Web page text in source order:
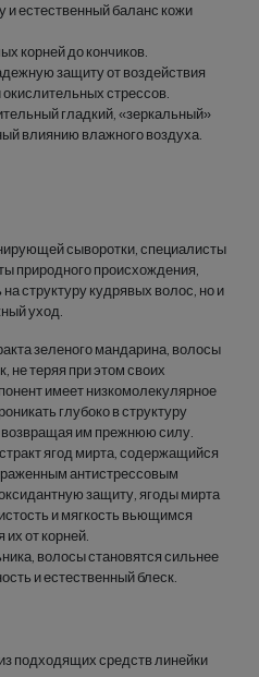
и естественный баланс кожи
корней до кончиков.
защиту от воздействия
стрессов.
гладкий, «зеркальный»
влиянию влажного воздуха.
сыворотки, специалисты
природного происхождения,
структуру кудрявых волос, но и
уход.
зеленого мандарина, волосы
не теряя при этом своих
имеет низкомолекулярное
глубоко в структуру
возвращая им прежнюю силу.
ягод мирта, содержащийся
антистрессовым
защиту, ягоды мирта
и мягкость вьющимся
от корней.
волосы становятся сильнее
и естественный блеск.
подходящих средств линейки